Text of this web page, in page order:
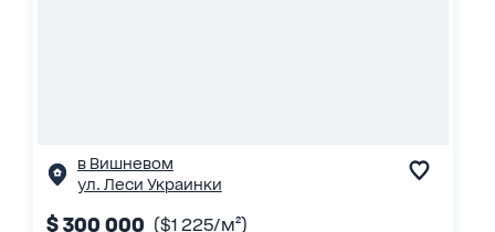
в Вишневом
ул. Леси Украинки
$ 300 000 ($1 225/м²)